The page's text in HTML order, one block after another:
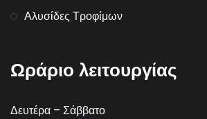
Αλυσίδες Τροφίμων
Ωράριο λειτουργίας
Δευτέρα – Σάββατο